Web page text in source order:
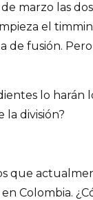
marzo las
el
de fusión.
lo harán
la división?
que
Colombia.